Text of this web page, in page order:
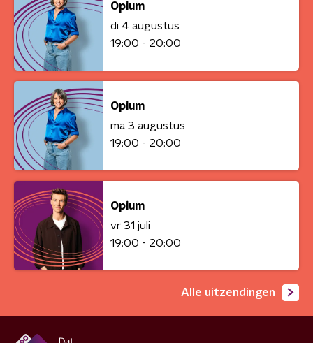
Opium
di 4 augustus
19:00 - 20:00
Opium
ma 3 augustus
19:00 - 20:00
Opium
vr 31 juli
19:00 - 20:00
Alle uitzendingen